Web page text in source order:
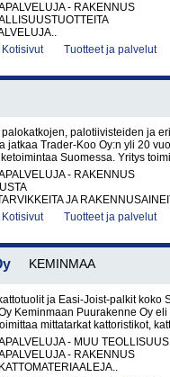
- RAKENNUS
Kotisivut Tuotteet ja palvelut
palokatkojen, palotiivisteiden ja
jatkaa Trader-Koo Oy:n yli 20
Suomessa. Yritys
- RAKENNUS
JA
Kotisivut Tuotteet ja palvelut
KEMINMAA
ja Easi-Joist-palkit koko
Keminmaan Puurakenne Oy
mittatarkat kattoristikot,
- MUU TEOLLISUUS
- RAKENNUS